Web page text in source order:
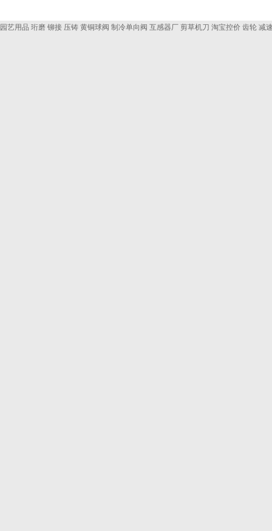
园艺用品 珩磨 铆接 压铸 黄铜球阀 制冷单向阀 互感器厂 剪草机刀 淘宝控价 齿轮 减